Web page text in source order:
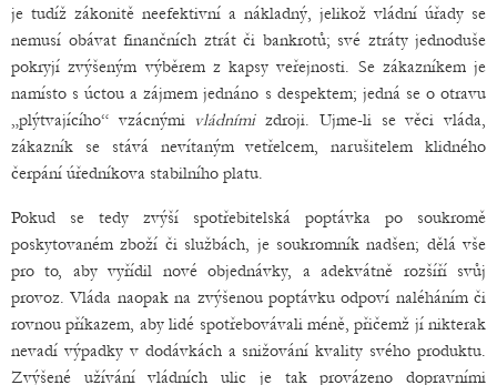
je tudíž zákonitě neefektivní a nákladný, jelikož vládní úřady se
nemusí obávat finančních ztrát či bankrotů; své ztráty jednoduše
pokryjí zvýšeným výběrem z kapsy veřejnosti. Se zákazníkem je
namísto s úctou a zájmem jednáno s despektem; jedná se o otravu
„plýtvajícího“ vzácnými vládnímizdroji. Ujme-li se věci vláda,
zákazník se stává nevítaným vetřelcem, narušitelem klidného
čerpání úředníkova stabilního platu.
Pokud se tedy zvýší spotřebitelská poptávka po soukromě
poskytovaném zboží či službách, je soukromník nadšen; dělá vše
pro to, aby vyřídil nové objednávky, a adekvátně rozšíří svůj
provoz. Vláda naopak na zvýšenou poptávku odpoví naléháním či
rovnou příkazem, aby lidé spotřebovávali méně, přičemž jí nikterak
nevadí výpadky v dodávkách a snižování kvality svého produktu.
Zvýšené užívání vládních ulic je tak provázeno dopravními